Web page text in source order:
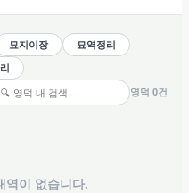
묘지이장
묘역정리
영덕 0건
역이 없습니다.